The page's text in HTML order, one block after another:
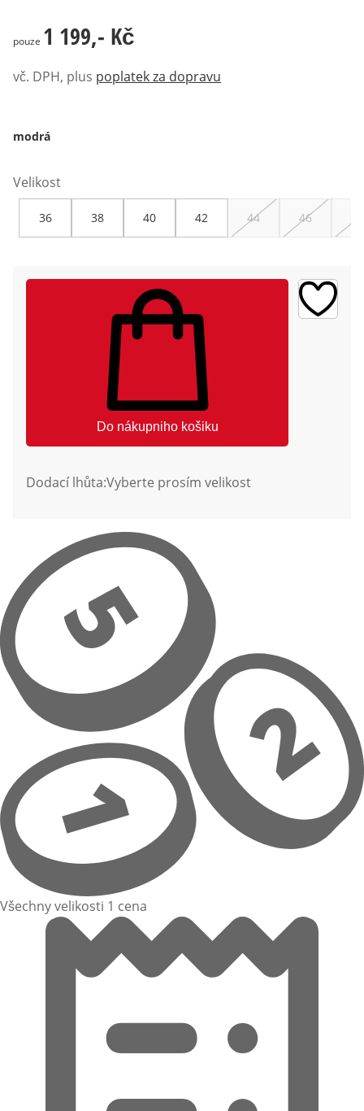
1 199,- Kč
pouze 1 199,- Kč
vč. DPH, plus poplatek za dopravu
modrá
Velikost
36 38 40 42 44 46
Do nákupniho košiku
Dodací lhůta:Vyberte prosím velikost
Všechny velikosti 1 cena